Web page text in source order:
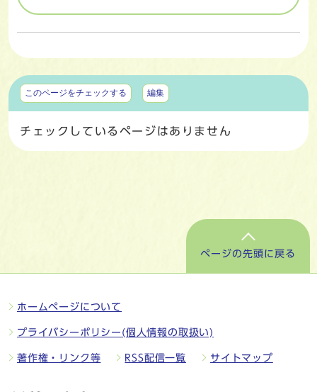
マイページ
このページをチェックする 編集
チェックしているページはありません
ページの先頭に戻る
ホームページについて
プライバシーポリシー(個人情報の取扱い)
著作権・リンク等 RSS配信一覧 サイトマップ